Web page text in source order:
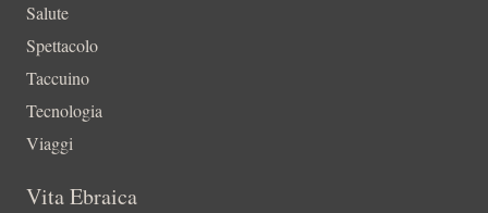
Salute
Spettacolo
Taccuino
Tecnologia
Viaggi
Vita Ebraica